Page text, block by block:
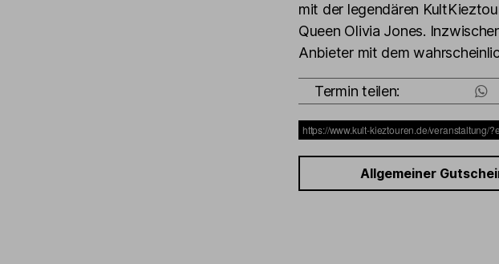
mit der legendären
Queen Olivia Jones.
Anbieter mit dem
Termin teilen:
Allgemeiner